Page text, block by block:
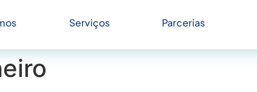
Serviços Parcerias